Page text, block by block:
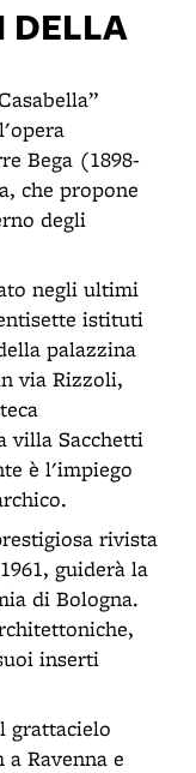
DELLA
Bega (1898-
che propone
degli
negli ultimi
istituti
palazzina
via Rizzoli,
villa Sacchetti
è l'impiego
rivista
guiderà la
di Bologna.
inserti
grattacielo
Ravenna e